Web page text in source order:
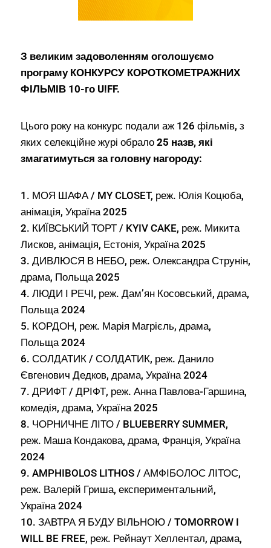
З великим задоволенням оголошуємо
програму КОНКУРСУ КОРОТКОМЕТРАЖНИХ
ФІЛЬМІВ 10-го U!FF.
Цього року на конкурс подали аж 126 фільмів, з
яких селекційне журі обрало25 назв, які
змагатимуться за головну нагороду:
1. МОЯ ШАФА / MY CLOSET, реж. Юлія Коцюба,
анімація, Україна 2025
2. КИЇВСЬКИЙ ТОРТ / KYIV CAKE, реж. Микита
Лисков, анімація, Естонія, Україна 2025
3. ДИВЛЮСЯ В НЕБО, реж. Олександра Струнін,
драма, Польща 2025
4. ЛЮДИ І РЕЧІ, реж. Дам’ян Косовський, драма,
Польща 2024
5. КОРДОН, реж. Марія Магрієль, драма,
Польща 2024
6. СОЛДАТИК / СОЛДАТИК, реж. Данило
Євгенович Дедков, драма, Україна 2024
7. ДРИФТ / ДРІФТ, реж. Анна Павлова-Гаршина,
комедія, драма, Україна 2025
8. ЧОРНИЧНЕ ЛІТО / BLUEBERRY SUMMER,
реж. Маша Кондакова, драма, Франція, Україна
2024
9. AMPHIBOLOS LITHOS / АМФІБОЛОС ЛІТОС,
реж. Валерій Гриша, експериментальний,
Україна 2024
10. ЗАВТРА Я БУДУ ВІЛЬНОЮ / TOMORROW I
WILL BE FREE, реж. Рейнаут Хеллентал, драма,